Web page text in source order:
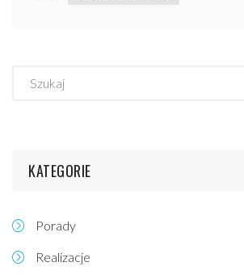
KATEGORIE
Porady
Realizacje